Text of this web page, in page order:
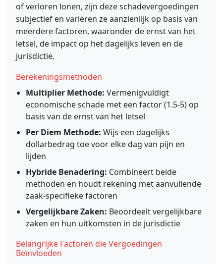
of verloren lonen, zijn deze schadevergoedingen
subjectief en variëren ze aanzienlijk op basis van
meerdere factoren, waaronder de ernst van het
letsel, de impact op het dagelijks leven en de
jurisdictie.
Berekeningsmethoden
Multiplier Methode: Vermenigvuldigt
economische schade met een factor (1.5-5) op
basis van de ernst van het letsel
Per Diem Methode: Wijs een dagelijks
dollarbedrag toe voor elke dag van pijn en
lijden
Hybride Benadering: Combineert beide
methoden en houdt rekening met aanvullende
zaak-specifieke factoren
Vergelijkbare Zaken: Beoordeelt vergelijkbare
zaken en hun uitkomsten in de jurisdictie
Belangrijke Factoren die Vergoedingen
Beïnvloeden